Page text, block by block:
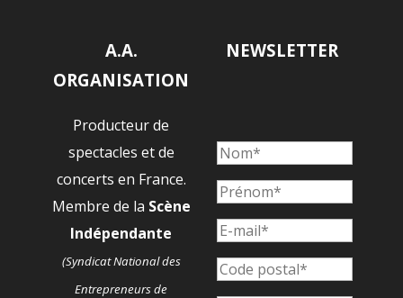
A.A.
ORGANISATION
Producteur de
spectacles et de
concerts en France.
Membre de la Scène
Indépendante
(Syndicat National des
Entrepreneurs de
NEWSLETTER